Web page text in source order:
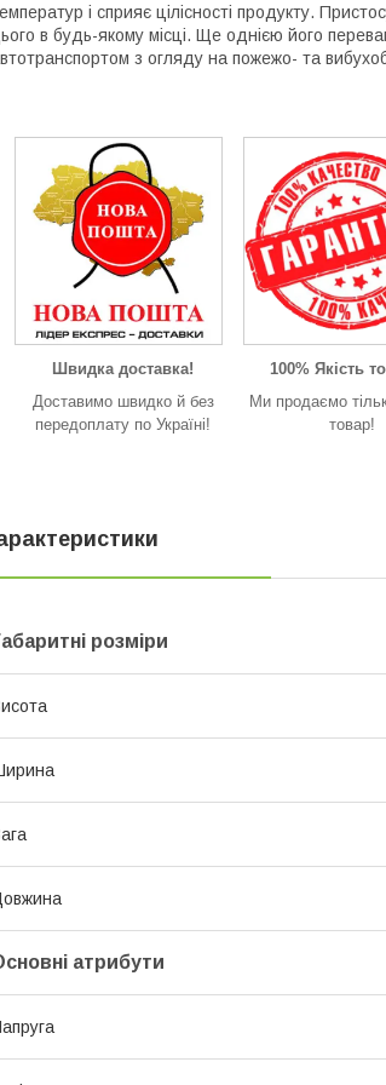
і сприяє цілісності продукту.
в будь-якому місці. Ще однією його
з огляду на пожежо- та
Швидка доставка!
Доставимо швидко й без
передоплату по Україні!
100% Якість
Ми продаємо
товар!
розміри
атрибути